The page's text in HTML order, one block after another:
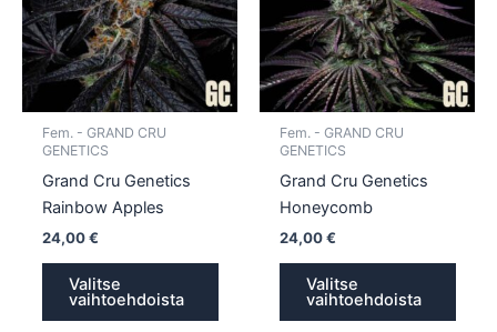
Fem. - GRAND CRU
GENETICS
Grand Cru Genetics
Rainbow Apples
24,00€
Valitse
vaihtoehdoista
muunnelma.
Voit
tehdä
valinnat
Fem. - GRAND CRU
GENETICS
Grand Cru Genetics
Honeycomb
24,00€
Valitse
vaihtoehdoista
Voit
tehdä